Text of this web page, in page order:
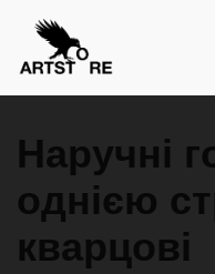
Наручні
однією
кварцові